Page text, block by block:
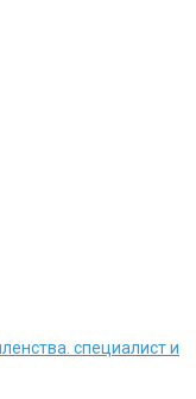
специалист и